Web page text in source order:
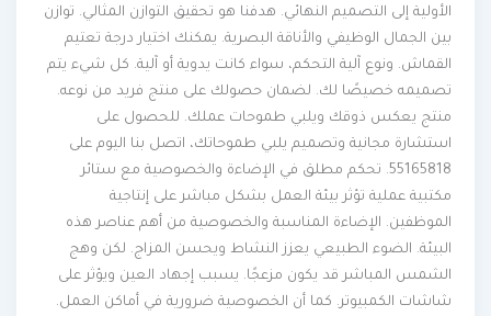
الأولية إلى التصميم النهائي. هدفنا هو تحقيق التوازن المثالي. توازن
بين الجمال الوظيفي والأناقة البصرية. يمكنك اختيار درجة تعتيم
القماش. ونوع آلية التحكم، سواء كانت يدوية أو آلية. كل شيء يتم
تصميمه خصيصًا لك. لضمان حصولك على منتج فريد من نوعه.
منتج يعكس ذوقك ويلبي طموحات عملك. للحصول على
استشارة مجانية وتصميم يلبي طموحاتك، اتصل بنا اليوم على
55165818. تحكم مطلق في الإضاءة والخصوصية مع ستائر
مكتبية عملية تؤثر بيئة العمل بشكل مباشر على إنتاجية
الموظفين. الإضاءة المناسبة والخصوصية من أهم عناصر هذه
البيئة. الضوء الطبيعي يعزز النشاط ويحسن المزاج. لكن وهج
الشمس المباشر قد يكون مزعجًا. يسبب إجهاد العين ويؤثر على
شاشات الكمبيوتر. كما أن الخصوصية ضرورية في أماكن العمل.